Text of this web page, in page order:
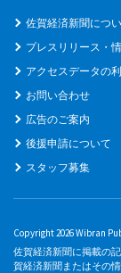
佐賀経済新聞につ
プレスリリース・
アクセスデータの
お問い合わせ
広告のご案内
後援申請について
スタッフ募集
Copyright 2026 Wibran
佐賀経済新聞に掲載の
賀経済新聞またはその